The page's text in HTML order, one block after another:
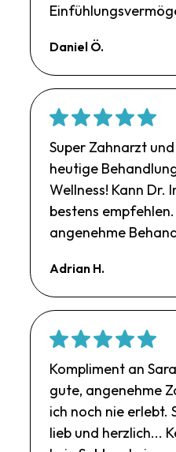
Daniel Ö.
Super Zahnarzt
heutige
Wellness! Kann Dr.
bestens
angenehme
Adrian H.
Kompliment an
gute, angenehme
ich noch nie erlebt.
lieb und herzlich...